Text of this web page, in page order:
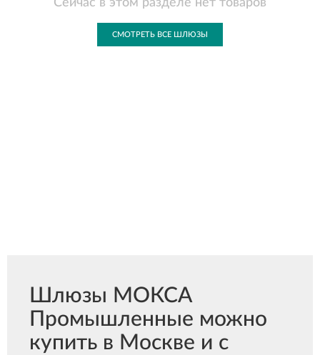
Сейчас в этом разделе нет товаров
СМОТРЕТЬ ВСЕ ШЛЮЗЫ
Шлюзы МОКСА
Промышленные можно
купить в Москве и с